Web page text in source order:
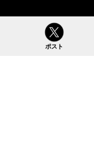
ポスト